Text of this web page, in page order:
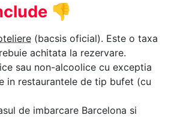
👎
(bacsis oficial). Este o taxa
achitata la rezervare.
sau non-alcoolice cu exceptia
in restaurantele de tip bufet (cu
de imbarcare Barcelona si